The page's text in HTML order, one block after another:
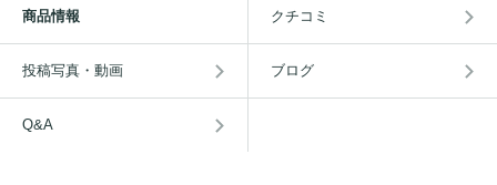
商品情報 クチコミ
投稿写真・動画 ブログ
Q&A